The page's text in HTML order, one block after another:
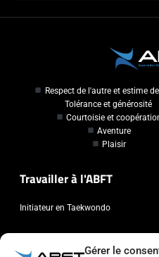
Gérer le
Respect de l'autre et estime
Tolérance et générosité
Courtoisie et
Aventure
Plaisir
Travailler à l'ABFT
Initiateur en Taekwondo